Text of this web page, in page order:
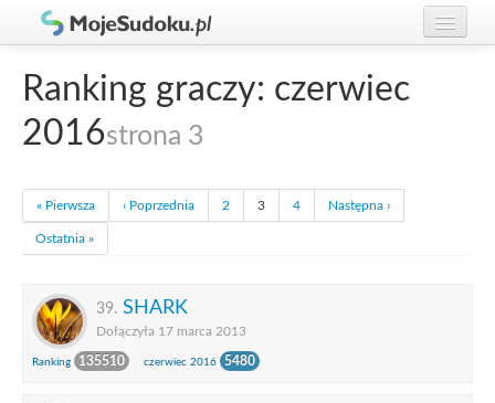
Gracze
Ranking graczy: czerwiec
2016strona 3
« Pierwsza ‹ Poprzednia 2 3 4 Następna ›
Ostatnia »
39. SHARK
Dołączyła 17 marca 2013
Ranking 135510 czerwiec 2016 5480